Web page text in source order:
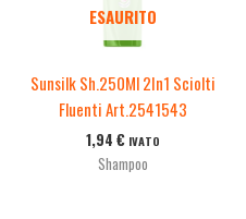
ESAURITO
Sunsilk Sh.250Ml 2In1 Sciolti
Fluenti Art.2541543
1,94€ IVATO
Shampoo